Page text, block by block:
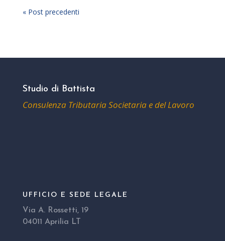
« Post precedenti
Studio di Battista
Consulenza Tributaria Societaria e del Lavoro
UFFICIO E SEDE LEGALE
Via A. Rossetti, 19
04011 Aprilia LT